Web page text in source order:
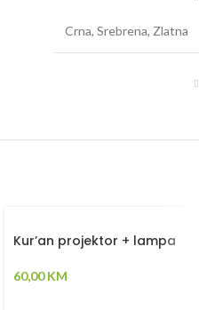
Crna, Srebrena, Zlatna
Kur’an projektor + lampa
60,00KM